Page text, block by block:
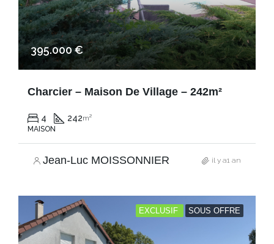
395.000 €
Charcier – Maison De Village – 242m²
4 242m²
MAISON
Jean-Luc MOISSONNIER il y a1 an
EXCLUSIF SOUS OFFRE